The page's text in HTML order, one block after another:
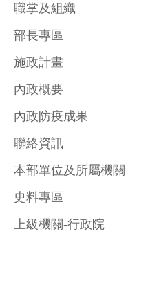
職掌及組織
部長專區
施政計畫
內政概要
內政防疫成果
聯絡資訊
本部單位及所屬機關
史料專區
上級機關-行政院